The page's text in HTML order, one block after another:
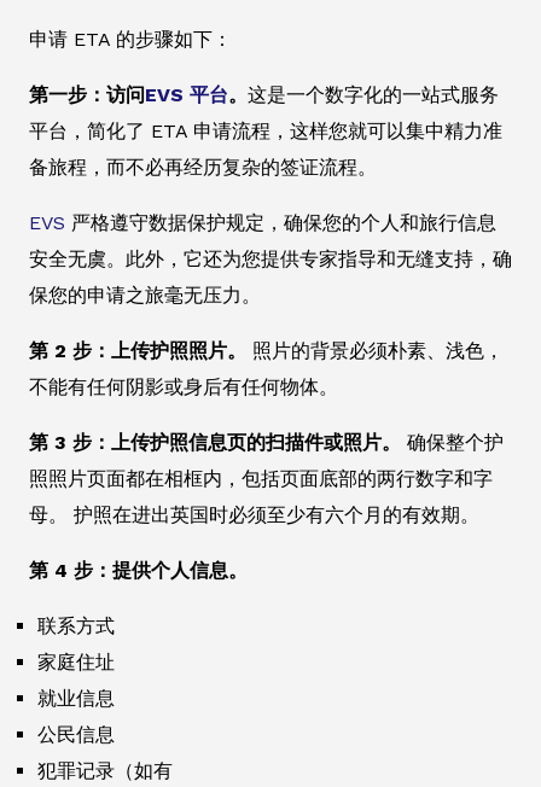
申请 ETA 的步骤如下：
第一步：访问EVS 平台。 这是一个数字化的一站式服务
平台，简化了 ETA 申请流程，这样您就可以集中精力准
备旅程，而不必再经历复杂的签证流程。
EVS 严格遵守数据保护规定，确保您的个人和旅行信息
安全无虞。此外，它还为您提供专家指导和无缝支持，确
保您的申请之旅毫无压力。
第 2 步：上传护照照片。 照片的背景必须朴素、浅色，
不能有任何阴影或身后有任何物体。
第 3 步：上传护照信息页的扫描件或照片。 确保整个护
照照片页面都在相框内，包括页面底部的两行数字和字
母。 护照在进出英国时必须至少有六个月的有效期。
第 4 步：提供个人信息。
联系方式
家庭住址
就业信息
公民信息
犯罪记录（如有